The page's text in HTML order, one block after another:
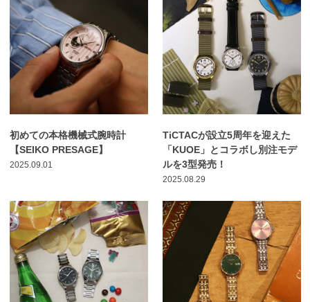
初めての本格機械式腕時計
【SEIKO PRESAGE】
2025.09.01
TiCTACが設立5周年を迎えた
「KUOE」とコラボし別注モデ
ルを3型発売！
2025.08.29